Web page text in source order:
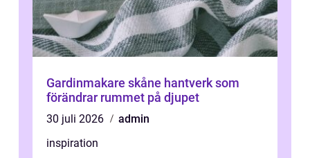
Gardinmakare skåne hantverk som
förändrar rummet på djupet
30 juli 2026
admin
inspiration